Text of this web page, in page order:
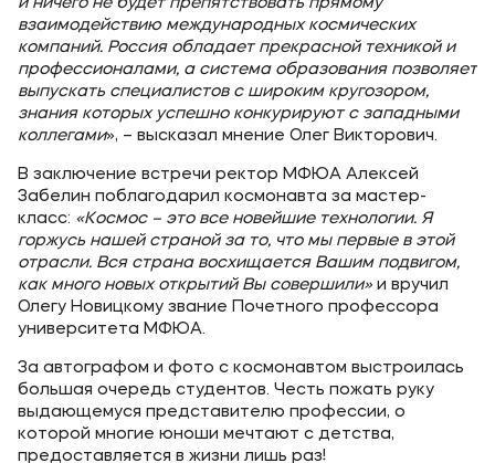
и ничего не будет препятствовать прямому
взаимодействию международных космических
компаний. Россия обладает прекрасной техникой и
профессионалами, а система образования позволяет
выпускать специалистов с широким кругозором,
знания которых успешно конкурируют с западными
коллегами», – высказал мнение Олег Викторович.
В заключение встречи ректор МФЮА Алексей
Забелин поблагодарил космонавта за мастер-
класс: «Космос – это все новейшие технологии. Я
горжусь нашей страной за то, что мы первые в этой
отрасли. Вся страна восхищается Вашим подвигом,
как много новых открытий Вы совершили» и вручил
Олегу Новицкому звание Почетного профессора
университета МФЮА.
За автографом и фото с космонавтом выстроилась
большая очередь студентов. Честь пожать руку
выдающемуся представителю профессии, о
которой многие юноши мечтают с детства,
предоставляется в жизни лишь раз!